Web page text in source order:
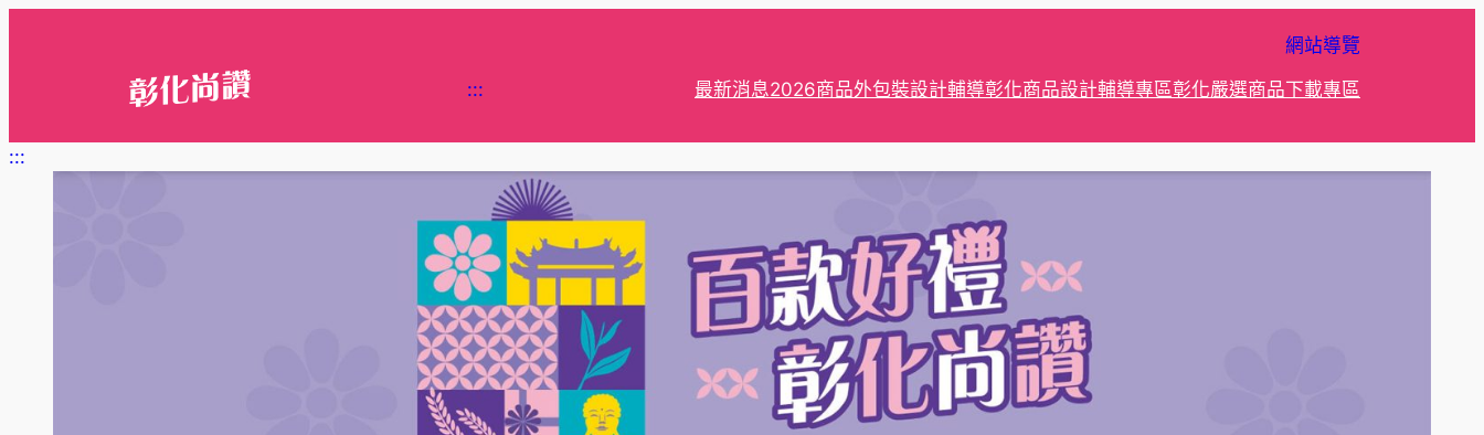
內
容
網站導覽
::: 最新消息2026商品外包裝設計輔導彰化商品設計輔導專區彰化嚴選商品下載專區
:::